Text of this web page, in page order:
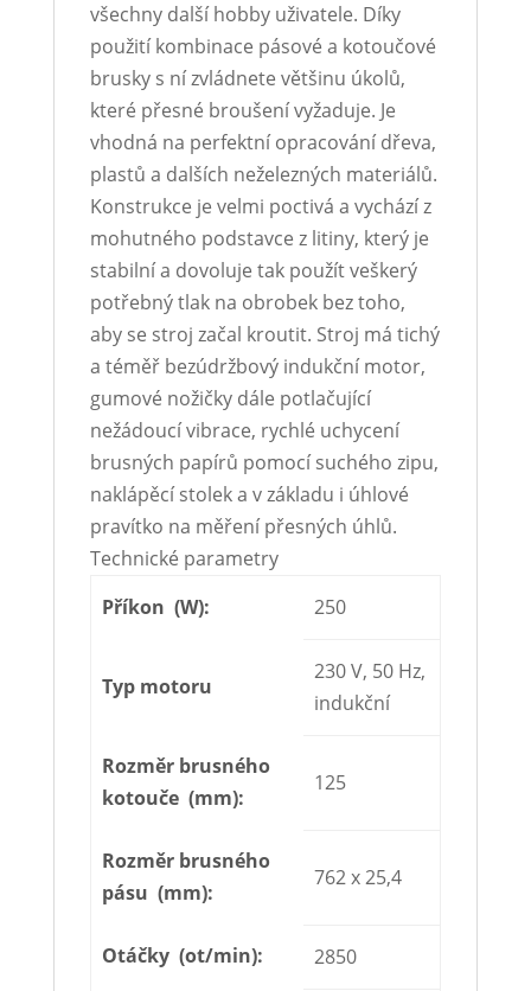
všechny další hobby uživatele. Díky
použití kombinace pásové a kotoučové
brusky s ní zvládnete většinu úkolů,
které přesné broušení vyžaduje. Je
vhodná na perfektní opracování dřeva,
plastů a dalších neželezných materiálů.
Konstrukce je velmi poctivá a vychází z
mohutného podstavce z litiny, který je
stabilní a dovoluje tak použít veškerý
potřebný tlak na obrobek bez toho,
aby se stroj začal kroutit. Stroj má tichý
a téměř bezúdržbový indukční motor,
gumové nožičky dále potlačující
nežádoucí vibrace, rychlé uchycení
brusných papírů pomocí suchého zipu,
naklápěcí stolek a v základu i úhlové
pravítko na měření přesných úhlů.
Technické parametry
Příkon (W):
250
Typ motoru
230 V, 50 Hz,
indukční
Rozměr brusného
kotouče (mm):
125
Rozměr brusného
pásu (mm):
762 x 25,4
Otáčky (ot/min): 2850